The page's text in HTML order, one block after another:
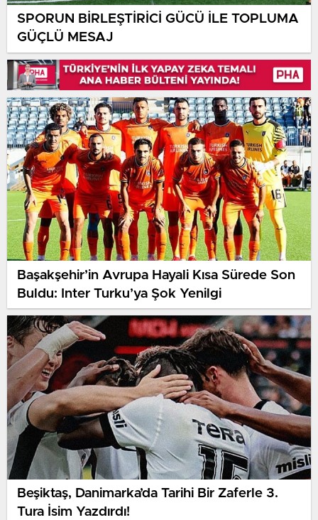
SPORUN BİRLEŞTİRİCİ GÜCÜ İLE TOPLUMA
GÜÇLÜ MESAJ
Başakşehir’in Avrupa Hayali Kısa Sürede Son
Buldu: Inter Turku’ya Şok Yenilgi
Beşiktaş, Danimarka’da Tarihi Bir Zaferle 3.
Tura İsim Yazdırdı!